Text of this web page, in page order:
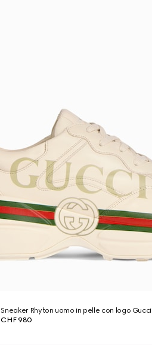
Sneaker Rhyton uomo in pelle con logo Gucci
CHF 980